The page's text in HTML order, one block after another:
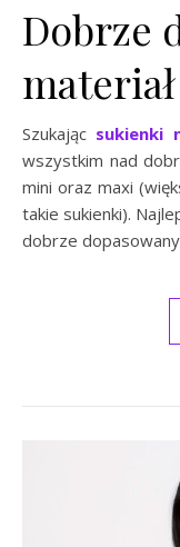
Dobrze
materiał
Szukając sukienki
wszystkim nad
mini oraz maxi
takie sukienki).
dobrze